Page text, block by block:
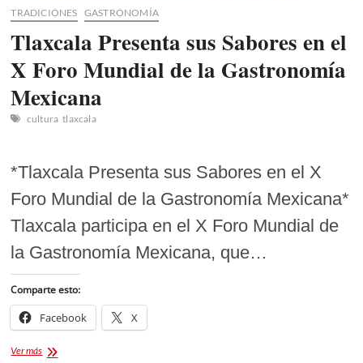
TRADICIONES GASTRONOMÍA
Tlaxcala Presenta sus Sabores en el
X Foro Mundial de la Gastronomía
Mexicana
cultura tlaxcala
*Tlaxcala Presenta sus Sabores en el X
Foro Mundial de la Gastronomía Mexicana*
Tlaxcala participa en el X Foro Mundial de
la Gastronomía Mexicana, que…
Comparte esto:
Facebook X
Ver másTlaxcala